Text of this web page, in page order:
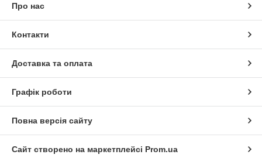
Про нас
Контакти
Доставка та оплата
Графік роботи
Повна версія сайту
Сайт створено на маркетплейсі Prom.ua